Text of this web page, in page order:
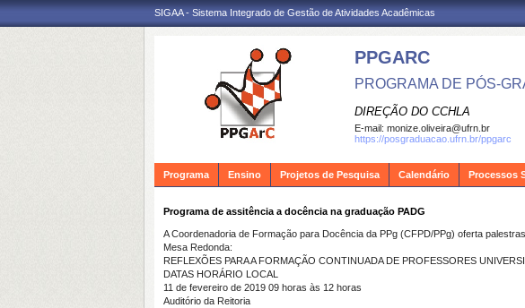
SIGAA - Sistema Integrado de Gestão de Atividades Acadêmicas
PPGARC
PROGRAMA DE PÓS-
DIREÇÃO DO CCHLA
E-mail: monize.oliveira@ufrn.br
https://posgraduacao.ufrn.br/ppgarc
Programa Ensino Projetos de Pesquisa Calendário Processos
Programa de assitência a docência na graduação PADG
A Coordenadoria de Formação para Docência da PPg (CFPD/PPg) oferta
Mesa Redonda:
REFLEXÕES PARA A FORMAÇÃO CONTINUADA DE PROFESSORES
DATAS HORÁRIO LOCAL
11 de fevereiro de 2019 09 horas às 12 horas
Auditório da Reitoria